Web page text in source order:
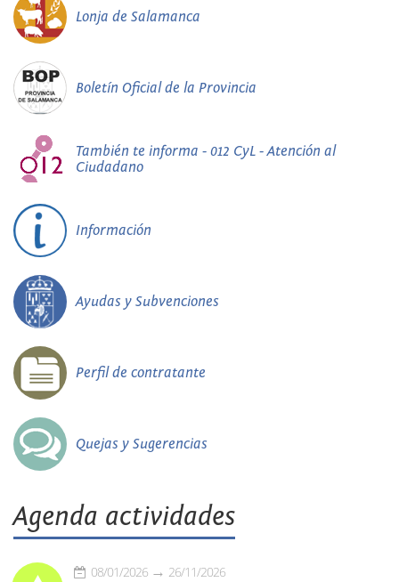
Lonja de Salamanca
Boletín Oficial de la Provincia
También te informa - 012 CyL - Atención al
Ciudadano
Información
Ayudas y Subvenciones
Perfil de contratante
Quejas y Sugerencias
Agenda actividades
08/01/2026 26/11/2026